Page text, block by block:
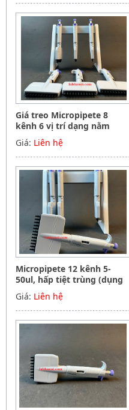
Giá treo Micropipete 8
kênh 6 vị trí dạng nằm
ngang, Hãng Phoenix
instrument Germany
Giá: Liên hệ
Micropipete 12 kênh 5-
50ul, hấp tiệt trùng (dụng
cụ hút mẫu, chất lỏng),
Hãng Phoenix instrument
Germany
Giá: Liên hệ